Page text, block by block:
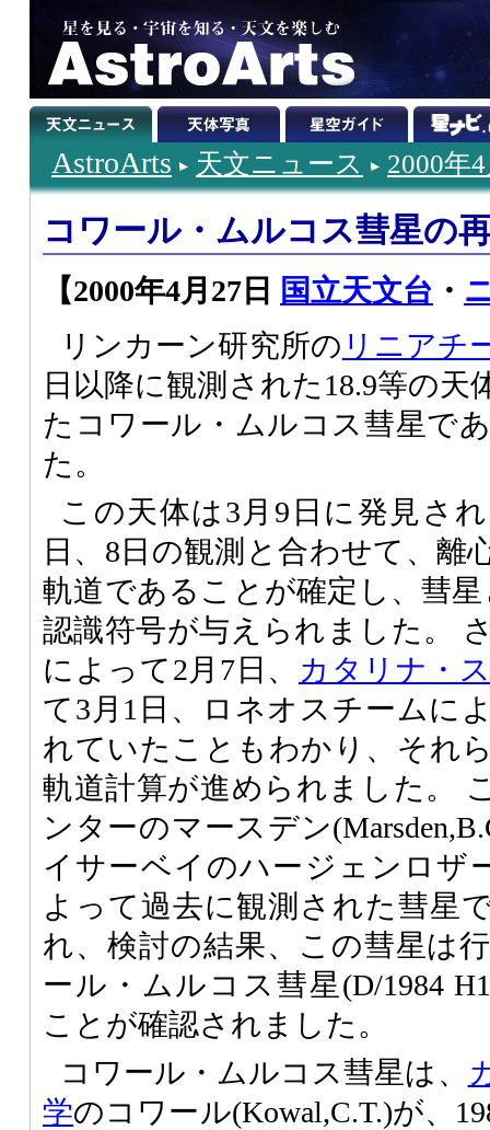
AstroArts 天文ニュース 2000年
コワール・ムルコス彗星の
【2000年4月27日 国立天文台 ・
リンカーン研究所の リニアチ
日以降に観測された18.9等の天
たコワール・ムルコス彗星で
た。
この天体は3月9日に発見さ
日、8日の観測と合わせて、離
軌道であることが確定し、彗星
認識符号が与えられました。
によって2月7日、
カタリナ・
て3月1日、ロネオスチームに
れていたこともわかり、それ
軌道計算が進められました。
ンターのマースデン
イサーベイのハージェンロザー
よって過去に観測された彗星
れ、検討の結果、この彗星は
ール・ムルコス彗星(D/1984
ことが確認されました。
コワール・ムルコス彗星は、
学のコワール(Kowal,C.T.)が、